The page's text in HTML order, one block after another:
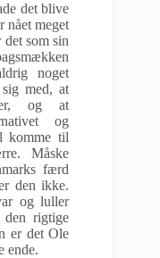
det blive
nået meget
som sin
noget
med, at
og at
og
komme til
Måske
færd
den ikke.
og luller
rigtige
er det Ole
ende.